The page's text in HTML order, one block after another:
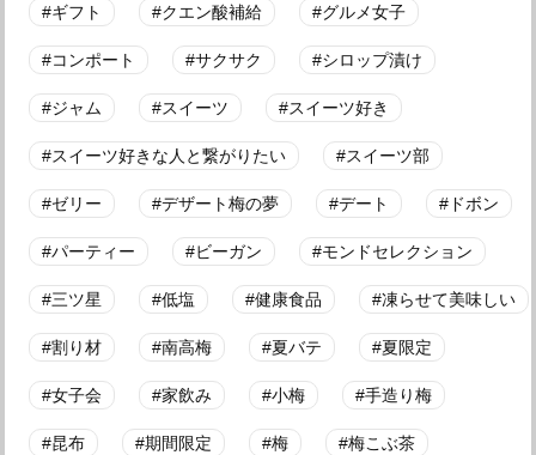
ギフト クエン酸補給 グルメ女子
コンポート サクサク シロップ漬け
ジャム スイーツ スイーツ好き
スイーツ好きな人と繋がりたい スイーツ部
ゼリー デザート梅の夢 デート ドボン
パーティー ビーガン モンドセレクション
三ツ星 低塩 健康食品 凍らせて美味しい
割り材 南高梅 夏バテ 夏限定
女子会 家飲み 小梅 手造り梅
昆布 期間限定 梅 梅こぶ茶